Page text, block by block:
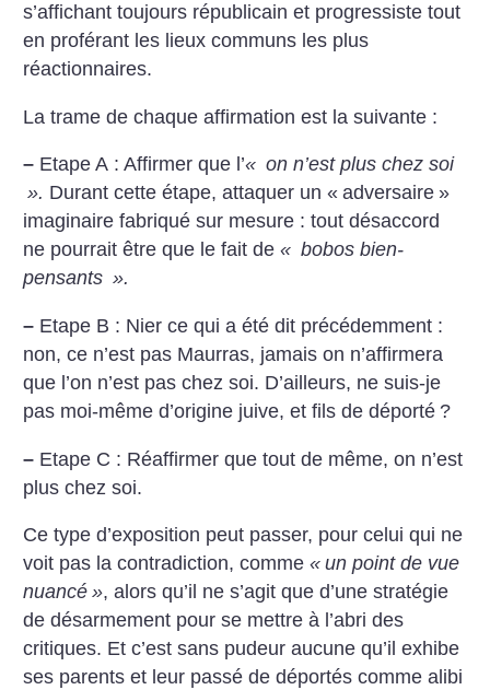
s’affichant toujours républicain et progressiste tout
en proférant les lieux communs les plus
réactionnaires.
La trame de chaque affirmation est la suivante :
– Etape A : Affirmer que l’« on n’est plus chez soi
». Durant cette étape, attaquer un « adversaire »
imaginaire fabriqué sur mesure : tout désaccord
ne pourrait être que le fait de« bobos bien-
pensants ».
– Etape B : Nier ce qui a été dit précédemment :
non, ce n’est pas Maurras, jamais on n’affirmera
que l’on n’est pas chez soi. D’ailleurs, ne suis-je
pas moi-même d’origine juive, et fils de déporté ?
– Etape C : Réaffirmer que tout de même, on n’est
plus chez soi.
Ce type d’exposition peut passer, pour celui qui ne
voit pas la contradiction, comme« un point de vue
nuancé », alors qu’il ne s’agit que d’une stratégie
de désarmement pour se mettre à l’abri des
critiques. Et c’est sans pudeur aucune qu’il exhibe
ses parents et leur passé de déportés comme alibi